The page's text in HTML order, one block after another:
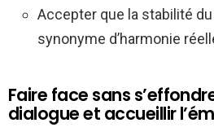
Accepter que la stabilité du
synonyme d’harmonie
Faire face sans
dialogue et accueillir